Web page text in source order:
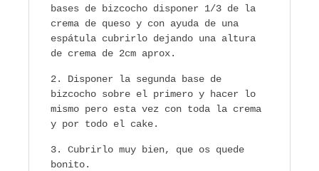
bases de bizcocho disponer 1/3 de la
crema de queso y con ayuda de una
espátula cubrirlo dejando una altura
de crema de 2cm aprox.
Disponer la segunda base de
bizcocho sobre el primero y hacer lo
mismo pero esta vez con toda la crema
y por todo el cake.
Cubrirlo muy bien, que os quede
bonito.